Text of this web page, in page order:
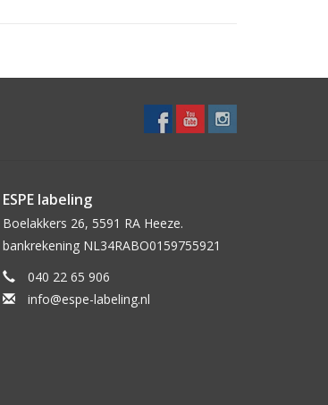
ESPE labeling
Boelakkers 26, 5591 RA Heeze.
bankrekening NL34RABO0159755921
040 22 65 906
info@espe-labeling.nl